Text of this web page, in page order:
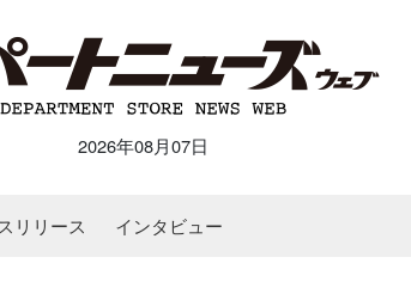
2026年08月07日
リリース インタビュー